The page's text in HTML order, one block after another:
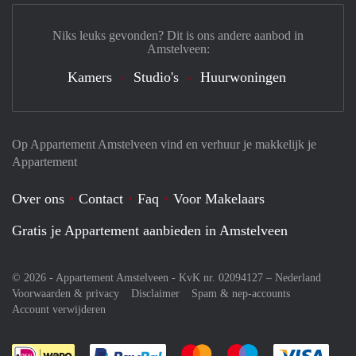
Op Appartement Amstelveen vind en verhuur je makkelijk je
Appartement
Over ons Contact Faq
Voor Makelaars
Gratis je Appartement aanbieden in Amstelveen
© 2026 - Appartement Amstelveen - KvK nr. 02094127 – Nederland
Voorwaarden & privacy
Disclaimer
Spam & nep-accounts
Account verwijderen
Niks leuks gevonden? Dit is ons andere aanbod in
Amstelveen:
Kamers Studio's Huurwoningen